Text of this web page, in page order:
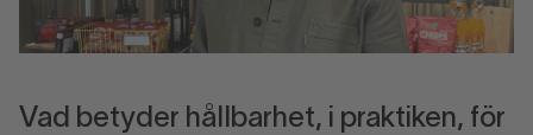
Vad betyder hållbarhet, i praktiken, för